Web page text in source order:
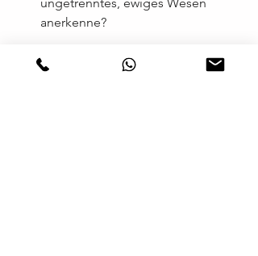
anerkenne?
https://lektionen.acim.org/de
Hier